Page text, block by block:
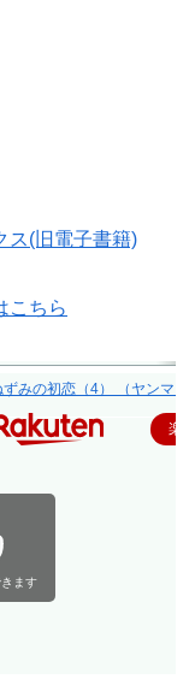
ス(旧電子書籍)
こちら
ずみの初恋（4） （ヤンマガ
楽
ます